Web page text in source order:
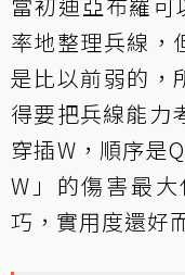
率地整理兵線，
是比以前弱的，
得要把兵線能力
穿插W，順序是
W」的傷害最
巧，實用度還好